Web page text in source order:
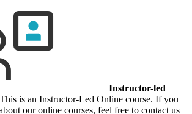
Instructor-led
is an Instructor-Led Online course. If you
our online courses, feel free to contact us